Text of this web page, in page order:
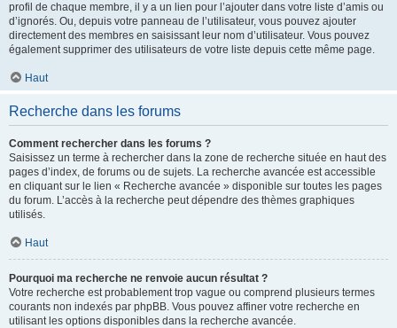
profil de chaque membre, il y a un lien pour l’ajouter dans votre liste d’amis ou
d’ignorés. Ou, depuis votre panneau de l’utilisateur, vous pouvez ajouter
directement des membres en saisissant leur nom d’utilisateur. Vous pouvez
également supprimer des utilisateurs de votre liste depuis cette même page.
Haut
Recherche dans les forums
Comment rechercher dans les forums ?
Saisissez un terme à rechercher dans la zone de recherche située en haut des
pages d’index, de forums ou de sujets. La recherche avancée est accessible
en cliquant sur le lien « Recherche avancée » disponible sur toutes les pages
du forum. L’accès à la recherche peut dépendre des thèmes graphiques
utilisés.
Haut
Pourquoi ma recherche ne renvoie aucun résultat ?
Votre recherche est probablement trop vague ou comprend plusieurs termes
courants non indexés par phpBB. Vous pouvez affiner votre recherche en
utilisant les options disponibles dans la recherche avancée.